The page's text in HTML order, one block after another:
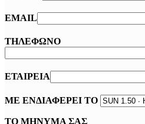
EMAIL
ΤΗΛΕΦΩΝΟ
ΕΤΑΙΡΕΙΑ
ΜΕ ΕΝΔΙΑΦΕΡΕΙ ΤΟ
ΤΟ ΜΗΝΥΜΑ ΣΑΣ